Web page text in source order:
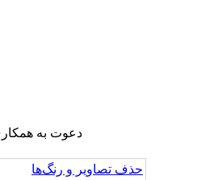
دعوت به
حذف تصاویر و رنگ‌ها